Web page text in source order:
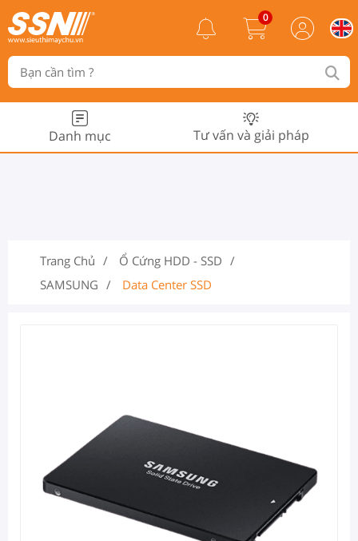
0
Danh mục Tư vấn và giải pháp
Trang Chủ
Ổ Cứng HDD - SSD
SAMSUNG
Data Center SSD